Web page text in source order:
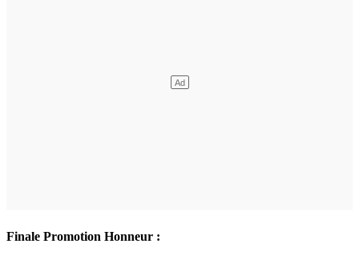
Finale Promotion Honneur :